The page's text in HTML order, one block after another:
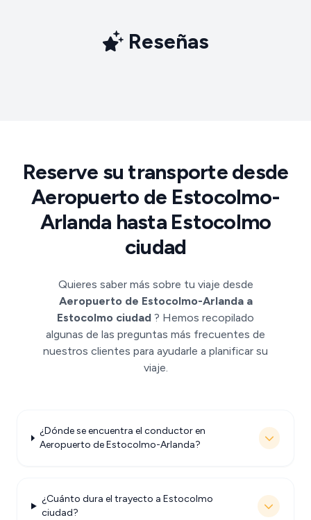
Reseñas
Reserve su transporte desde
Aeropuerto de Estocolmo-
Arlanda hasta Estocolmo
ciudad
Quieres saber más sobre tu viaje desde
Aeropuerto de Estocolmo-Arlanda a
Estocolmo ciudad ? Hemos recopilado
algunas de las preguntas más frecuentes de
nuestros clientes para ayudarle a planificar su
viaje.
¿Dónde se encuentra el conductor en
Aeropuerto de Estocolmo-Arlanda?
¿Cuánto dura el trayecto a Estocolmo
ciudad?